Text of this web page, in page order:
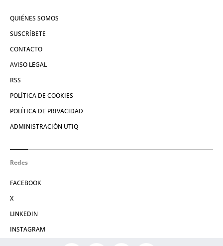
QUIÉNES SOMOS
SUSCRÍBETE
CONTACTO
AVISO LEGAL
RSS
POLÍTICA DE COOKIES
POLÍTICA DE PRIVACIDAD
ADMINISTRACIÓN UTIQ
Redes
FACEBOOK
X
LINKEDIN
INSTAGRAM